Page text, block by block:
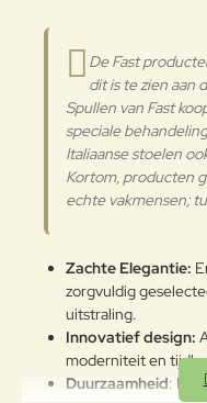
Verder
De Fast
dit is te zien aan
Spullen van Fast
speciale
Italiaanse stoelen
Kortom, producten
echte vakmensen;
Zachte Elegantie:
zorgvuldig
uitstraling.
Innovatief design:
moderniteit en
Duurzaamheid: Het